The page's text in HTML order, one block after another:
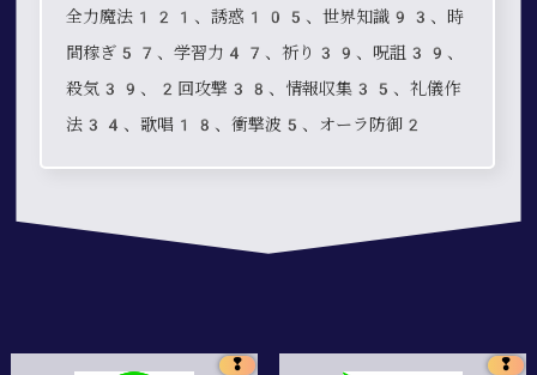
全力魔法121、誘惑105、世界知識93、時
間稼ぎ57、学習力47、祈り39、呪詛39、
殺気39、2回攻撃38、情報収集35、礼儀作
法34、歌唱18、衝撃波5、オーラ防御2
❢ ❢